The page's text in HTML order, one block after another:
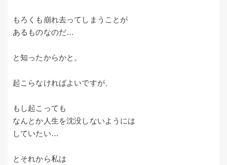
もろくも崩れ去ってしまうことが
あるものなのだ…
と知ったからかと。
起こらなければよいですが、
もし起こっても
なんとか人生を沈没しないようには
していたい…
とそれから私は